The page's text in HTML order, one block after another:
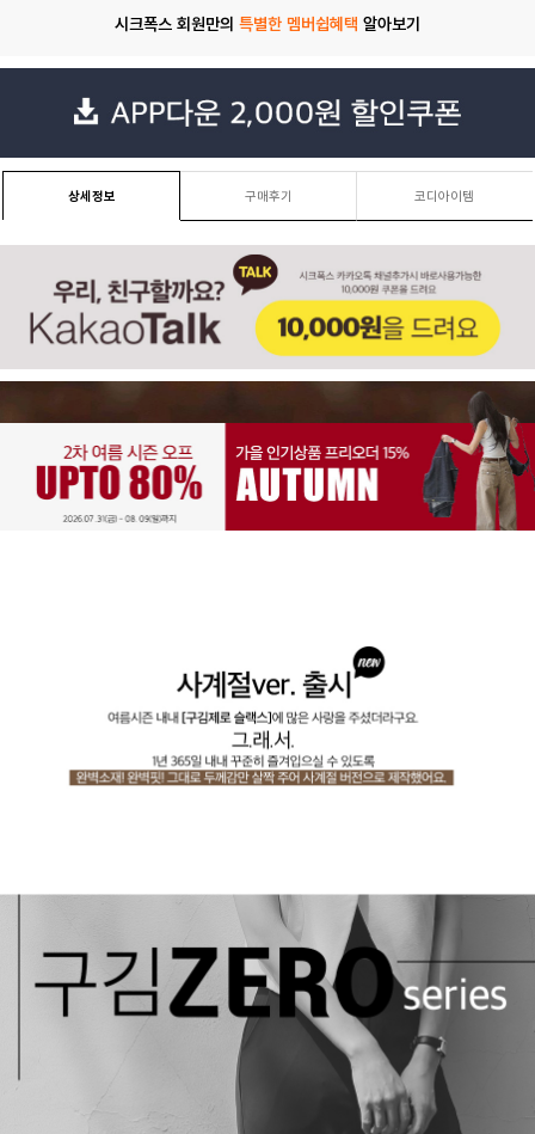
시크폭스 회원만의 특별한 멤버쉽혜택 알아보기
상세정보 구매후기 코디아이템